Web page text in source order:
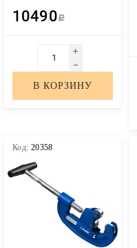
(23620-50)
10490 Р
В КОРЗИНУ
Код: 20358